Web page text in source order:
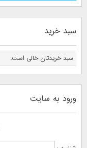
سبد خرید
سبد خریدتان خالی است.
ورود به سایت